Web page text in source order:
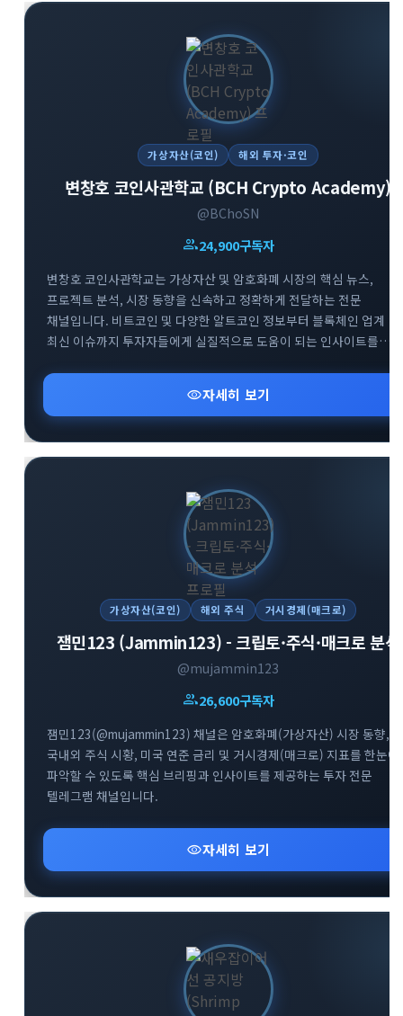
가상자산(코인) 해외 투자·코인
변창호 코인사관학교 (BCH Crypto Academy)
@BChoSN
group24,900구독자
변창호 코인사관학교는 가상자산 및 암호화폐 시장의 핵심 뉴스,
프로젝트 분석, 시장 동향을 신속하고 정확하게 전달하는 전문
채널입니다. 비트코인 및 다양한 알트코인 정보부터 블록체인 업계
최신 이슈까지 투자자들에게 실질적으로 도움이 되는 인사이트를
태그를 통해 투명하게 채널을 운영하고 있습니다. 가상자산 시장의
흐름을 빠르게 파악하고 신뢰도 높은 투자 정보를 얻고자 하는
투자자분들께 추천합니다.
visibility자세히 보기
가상자산(코인) 해외 주식 거시경제(매크로)
잼민123 (Jammin123) - 크립토·주식·매크로 분석
@mujammin123
group26,600구독자
잼민123(@mujammin123) 채널은 암호화폐(가상자산) 시장 동향,
국내외 주식 시황, 미국 연준 금리 및 거시경제(매크로) 지표를 한눈에
파악할 수 있도록 핵심 브리핑과 인사이트를 제공하는 투자 전문
텔레그램 채널입니다.
visibility자세히 보기